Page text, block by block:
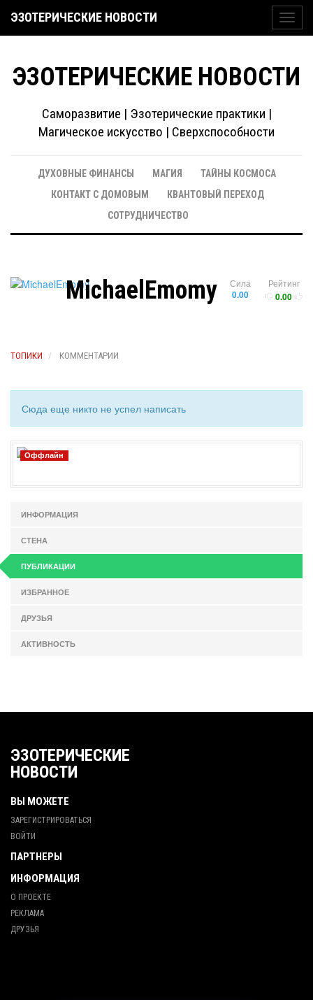
ЭЗОТЕРИЧЕСКИЕ НОВОСТИ
ЭЗОТЕРИЧЕСКИЕ НОВОСТИ
Саморазвитие | Эзотерические практики |
Магическое искусство | Сверхспособности
ДУХОВНЫЕ ФИНАНСЫ МАГИЯ
ТАЙНЫ КОСМОСА
КОНТАКТ С ДОМОВЫМ
КВАНТОВЫЙ ПЕРЕХОД
СОТРУДНИЧЕСТВО
Рейтинг
0.00
Сила
0.00
MichaelEmomy
ТОПИКИ КОММЕНТАРИИ
Сюда еще никто не успел написать
Оффлайн
ИНФОРМАЦИЯ
СТЕНА
ПУБЛИКАЦИИ
ИЗБРАННОЕ
ДРУЗЬЯ
АКТИВНОСТЬ
ЭЗОТЕРИЧЕСКИЕ
НОВОСТИ
ВЫ МОЖЕТЕ
ЗАРЕГИСТРИРОВАТЬСЯ
ВОЙТИ
ПАРТНЕРЫ
ИНФОРМАЦИЯ
О ПРОЕКТЕ
РЕКЛАМА
ДРУЗЬЯ